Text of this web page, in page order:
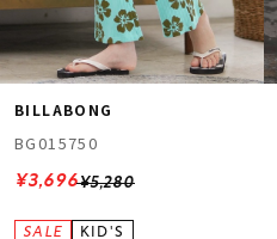
BILLABONG
BG015750
¥5,280
¥3,696